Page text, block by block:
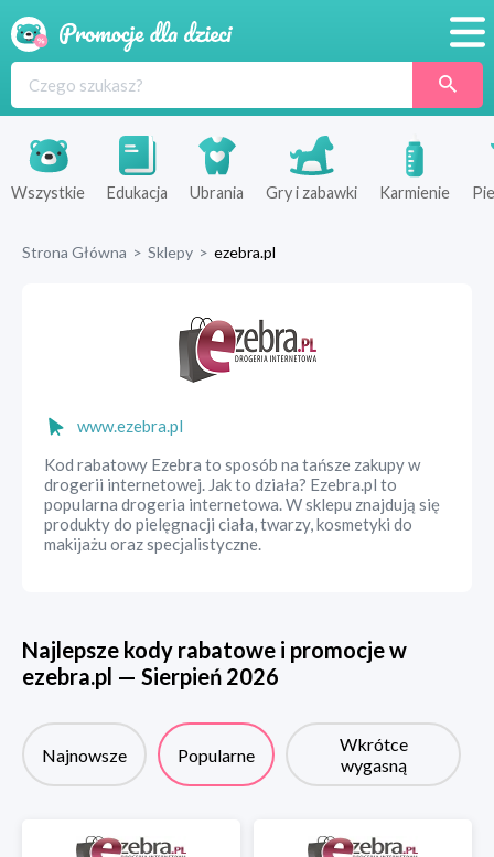
Produkty
Sklepy
Wszystkie Edukacja Ubrania Gry i zabawki Karmienie
Strona Główna > Sklepy > ezebra.pl
www.ezebra.pl
Kod rabatowy Ezebra to sposób na tańsze zakupy w
drogerii internetowej. Jak to działa? Ezebra.pl to
popularna drogeria internetowa. W sklepu znajdują się
produkty do pielęgnacji ciała, twarzy, kosmetyki do
makijażu oraz specjalistyczne.
Najlepsze kody rabatowe i promocje w
ezebra.pl — Sierpień 2026
Najnowsze Popularne
Wkrótce
wygasną